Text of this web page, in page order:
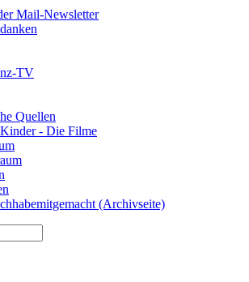
Mail-Newsletter
TV
Quellen
- Die Filme
(Archivseite)